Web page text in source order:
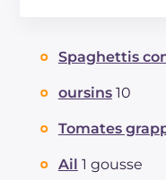
Dont sucres
Protéine
dont acides gras
Fibre
Spaghettis
oursins 10
Tomates
Ail 1 gousse